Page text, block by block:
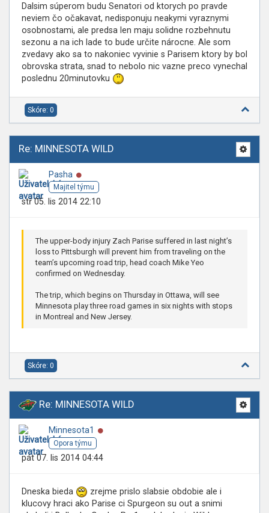
Dalsim súperom budu Senatori od ktorych po pravde
neviem čo očakavat, nedisponuju neakymi vyraznymi
osobnostami, ale predsa len maju solidne rozbehnutu
sezonu a na ich lade to bude určite nárocne. Ale som
zvedavy ako sa to nakoniec vyvinie s Parisem ktory by bol
obrovska strata, snad to nebolo nic vazne preco vynechal
poslednu 20minutovku
Skóre: 0
Re: MINNESOTA WILD
Pasha
Majitel týmu
stř 05. lis 2014 22:10
The upper-body injury Zach Parise suffered in last night’s
loss to Pittsburgh will prevent him from traveling on the
team’s upcoming road trip, head coach Mike Yeo
confirmed on Wednesday.
The trip, which begins on Thursday in Ottawa, will see
Minnesota play three road games in six nights with stops
in Montreal and New Jersey.
Skóre: 0
Re: MINNESOTA WILD
Minnesota1
Opora týmu
pát 07. lis 2014 04:44
Dneska bieda
zrejme prislo slabsie obdobie ale i
klucovy hraci ako Parise ci Spurgeon su out a snimi